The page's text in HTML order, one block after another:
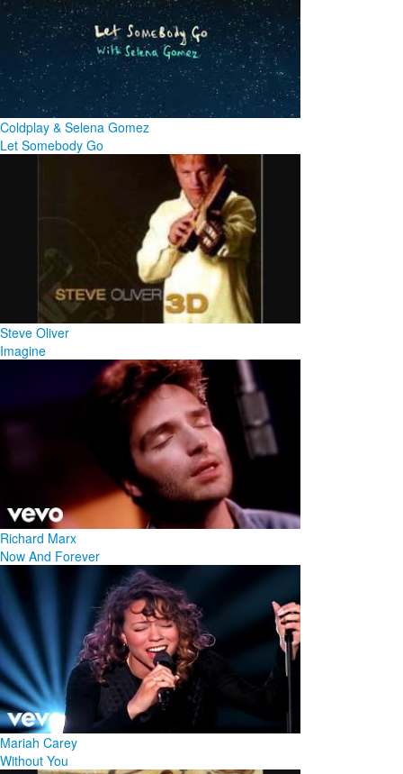
Coldplay & Selena Gomez
Let Somebody Go
Steve Oliver
Imagine
Richard Marx
Now And Forever
Mariah Carey
Without You